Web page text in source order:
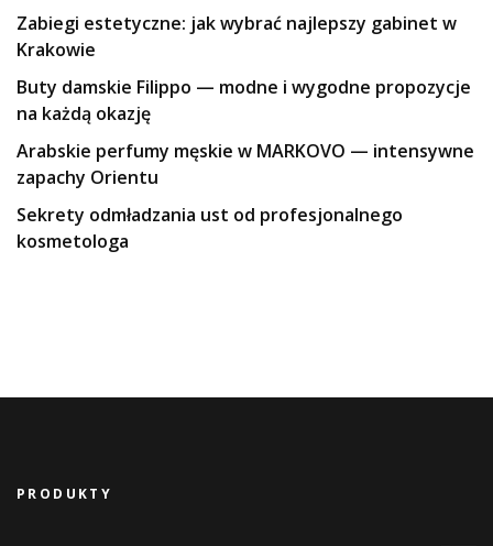
Zabiegi estetyczne: jak wybrać najlepszy gabinet w
Krakowie
Buty damskie Filippo — modne i wygodne propozycje
na każdą okazję
Arabskie perfumy męskie w MARKOVO — intensywne
zapachy Orientu
Sekrety odmładzania ust od profesjonalnego
kosmetologa
PRODUKTY